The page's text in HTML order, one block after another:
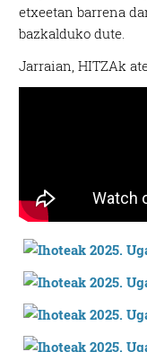
etxeetan barrena
bazkalduko dute.
Jarraian, HITZAk